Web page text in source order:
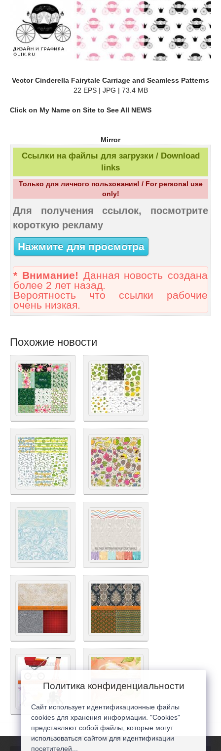
Vector Cinderella Fairytale Carriage and Seamless Patterns
22 EPS | JPG | 73.4 MB
Click on My Name on Site to See All NEWS
Mirror
Ссылки на файлы для загрузки / Download
links
Только для личного пользования! / For personal use
only!
Для получения ссылок, посмотрите
короткую рекламу
Нажмите для просмотра
* Внимание! Данная новость создана
более 2 лет назад.
Вероятность что ссылки рабочие
очень низкая.
Похожие новости
Политика конфиденциальности
Сайт использует идентификационные файлы
cookies для хранения информации. "Cookies"
представляют собой файлы, которые могут
использоваться сайтом для идентификации
посетителей...